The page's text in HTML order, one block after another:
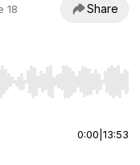
18 Share
to start or end.
0:00 13:53